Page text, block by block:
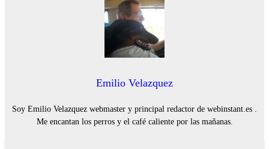
Emilio Velazquez
Soy Emilio Velazquez webmaster y principal redactor de webinstant.es .
Me encantan los perros y el café caliente por las mañanas.